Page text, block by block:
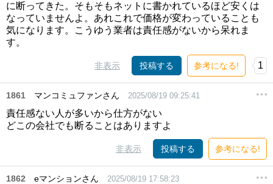
に断ってきた。そもそもネットに書かれているほど安くは
なっていませんよ。あれこれで価格が変わっていることも
気になります。こうゆう業者は責任感がないから呆れま
す。
非表示 投稿する 参考になる! 1
1861 マンコミュファンさん 2025/08/19 09:25:41
責任感ない人が多いから仕方がない
どこの会社でも断ることはありますよ
非表示 投稿する 参考になる!
1862 eマンションさん 2025/08/19 17:58:23